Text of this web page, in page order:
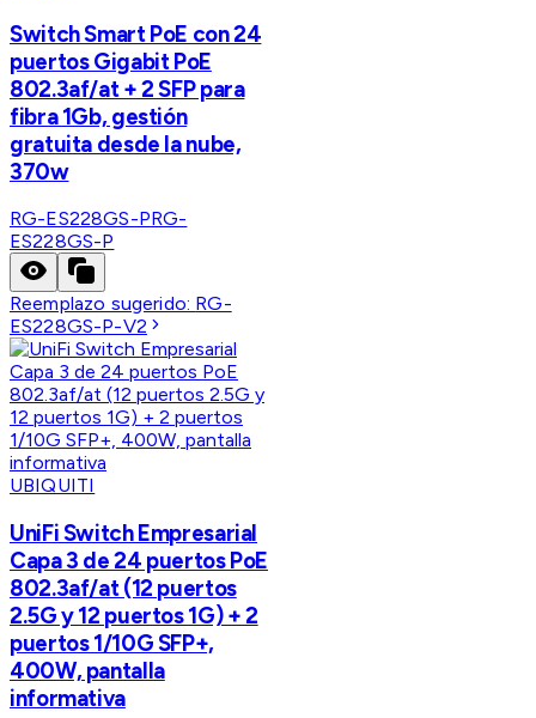
Switch Smart PoE con 24
puertos Gigabit PoE
802.3af/at + 2 SFP para
fibra 1Gb, gestión
gratuita desde la nube,
370w
RG-ES228GS-PRG-
ES228GS-P
Reemplazo sugerido: RG-
ES228GS-P-V2
UBIQUITI
UniFi Switch Empresarial
Capa 3 de 24 puertos PoE
802.3af/at (12 puertos
2.5G y 12 puertos 1G) + 2
puertos 1/10G SFP+,
400W, pantalla
informativa